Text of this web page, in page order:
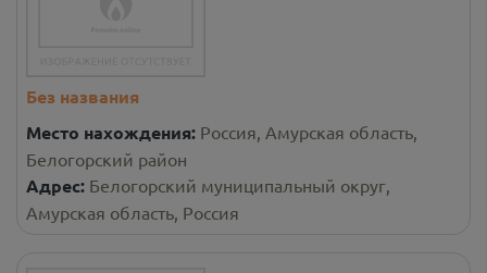
Без названия
Место нахождения: Россия, Амурская область,
Белогорский район
Адрес: Белогорский муниципальный округ,
Амурская область, Россия